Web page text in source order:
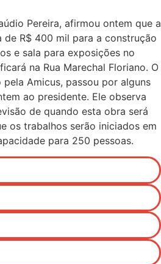
Pereira, afirmou ontem que a
de R$ 400 mil para a construção
e sala para exposições no
na Rua Marechal Floriano. O
Amicus, passou por alguns
ao presidente. Ele observa
de quando esta obra será
os trabalhos serão iniciados em
para 250 pessoas.